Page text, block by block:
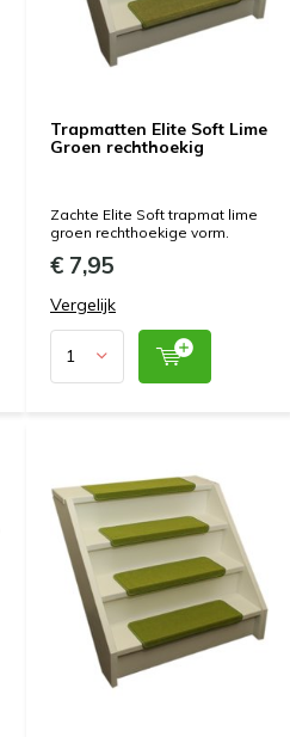
Trapmatten Elite Soft Lime
Groen rechthoekig
Zachte Elite Soft trapmat lime
groen rechthoekige vorm.
€ 7,95
Vergelijk